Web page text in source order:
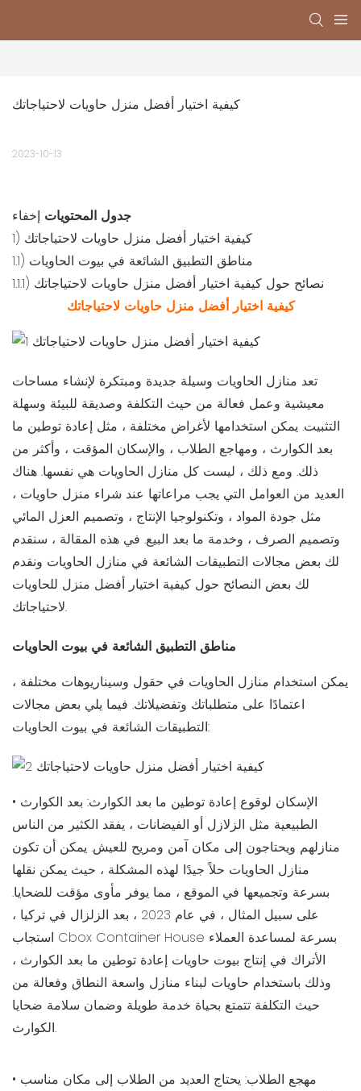
كيفية اختيار أفضل منزل حاويات لاحتياجاتك
2023-10-13
جدول المحتويات إخفاء
1) كيفية اختيار أفضل منزل حاويات لاحتياجاتك
1.1) مناطق التطبيق الشائعة في بيوت الحاويات
1.1.1) نصائح حول كيفية اختيار أفضل منزل حاويات لاحتياجاتك
كيفية اختيار أفضل منزل حاويات لاحتياجاتك
تعد منازل الحاويات وسيلة جديدة ومبتكرة لإنشاء مساحات
معيشية وعمل فعالة من حيث التكلفة وصديقة للبيئة وسهلة
التثبيت. يمكن استخدامها لأغراض مختلفة ، مثل إعادة توطين ما
بعد الكوارث ، ومهاجع الطلاب ، والإسكان المؤقت ، وأكثر من
ذلك. ومع ذلك ، ليست كل منازل الحاويات هي نفسها. هناك
العديد من العوامل التي يجب مراعاتها عند شراء منزل حاويات ،
مثل جودة المواد ، وتكنولوجيا الإنتاج ، وتصميم العزل المائي
وتصميم الصرف ، وخدمة ما بعد البيع. في هذه المقالة ، سنقدم
لك بعض مجالات التطبيقات الشائعة في منازل الحاويات ونقدم
لك بعض النصائح حول كيفية اختيار أفضل منزل للحاويات
لاحتياجاتك.
مناطق التطبيق الشائعة في بيوت الحاويات
يمكن استخدام منازل الحاويات في حقول وسيناريوهات مختلفة ،
اعتمادًا على متطلباتك وتفضيلاتك. فيما يلي بعض مجالات
التطبيقات الشائعة في بيوت الحاويات:
• الإسكان لوقوع إعادة توطين ما بعد الكوارث: بعد الكوارث
الطبيعية مثل الزلازل أو الفيضانات ، يفقد الكثير من الناس
منازلهم ويحتاجون إلى مكان آمن ومريح للعيش. يمكن أن تكون
منازل الحاويات حلاً جيدًا لهذه المشكلة ، حيث يمكن نقلها
بسرعة وتجميعها في الموقع ، مما يوفر مأوى مؤقت للضحايا.
على سبيل المثال ، في عام 2023 ، بعد الزلزال في تركيا ،
استجاب Cbox Container House بسرعة لمساعدة العملاء
الأتراك في إنتاج بيوت حاويات إعادة توطين ما بعد الكوارث ،
وذلك باستخدام حاويات لبناء منازل واسعة النطاق وفعالة من
حيث التكلفة تتمتع بحياة خدمة طويلة وضمان سلامة ضحايا
الكوارث.
• مهجع الطلاب: يحتاج العديد من الطلاب إلى مكان مناسب